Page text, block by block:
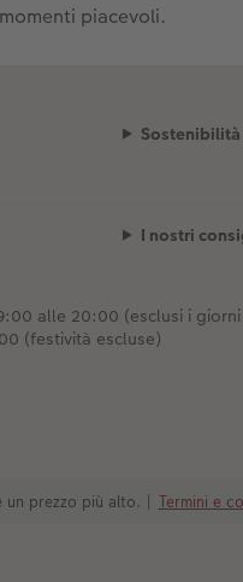
piacevoli.
Sostenibilità
I nostri
alle 20:00 (esclusi i
(festività escluse)
prezzo più alto. | Termini e